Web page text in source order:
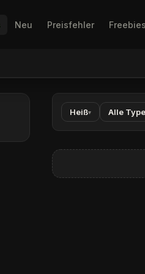
Neu Preisfehler
Heiß▾ Alle